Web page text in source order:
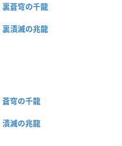
裏蒼穹の千龍
裏潰滅の兆龍
蒼穹の千龍
潰滅の兆龍